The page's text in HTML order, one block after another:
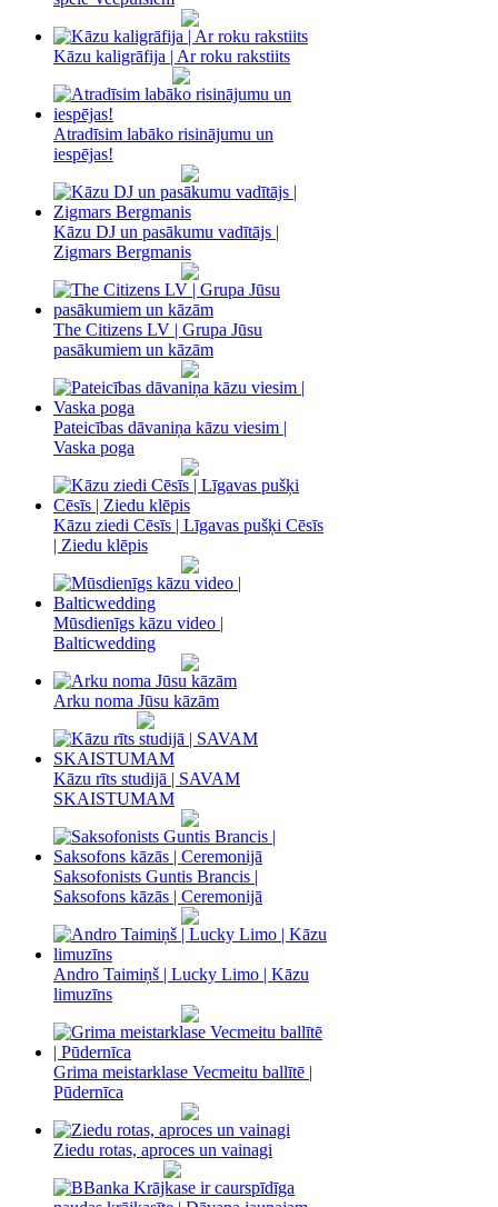
Kāzu kaligrāfija | Ar roku rakstiits
Atradīsim labāko risinājumu un
iespējas!
Kāzu DJ un pasākumu vadītājs |
Zigmars Bergmanis
The Citizens LV | Grupa Jūsu
pasākumiem un kāzām
Pateicības dāvaniņa kāzu viesim |
Vaska poga
Kāzu ziedi Cēsīs | Līgavas pušķi Cēsīs
| Ziedu klēpis
Mūsdienīgs kāzu video |
Balticwedding
Arku noma Jūsu kāzām
Kāzu rīts studijā | SAVAM
SKAISTUMAM
Saksofonists Guntis Brancis |
Saksofons kāzās | Ceremonijā
Andro Taimiņš | Lucky Limo | Kāzu
limuzīns
Grima meistarklase Vecmeitu ballītē |
Pūdernīca
Ziedu rotas, aproces un vainagi